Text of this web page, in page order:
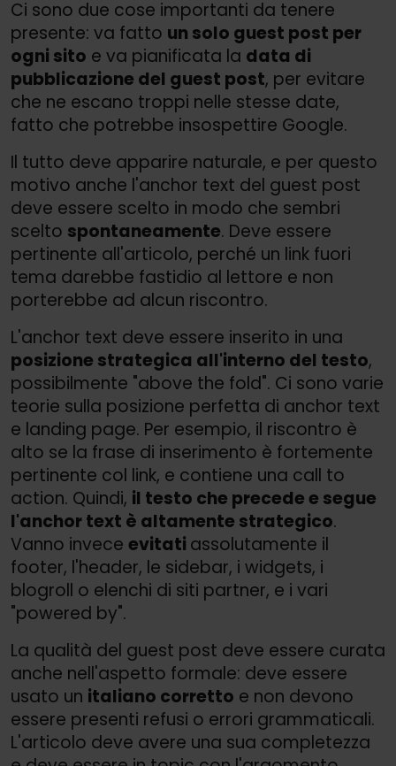
Ci sono due cose importanti da tenere
presente: va fatto un solo guest post per
ogni sito e va pianificata la data di
pubblicazione del guest post, per evitare
che ne escano troppi nelle stesse date,
fatto che potrebbe insospettire Google.
Il tutto deve apparire naturale, e per questo
motivo anche l'anchor text del guest post
deve essere scelto in modo che sembri
scelto spontaneamente. Deve essere
pertinente all'articolo, perché un link fuori
tema darebbe fastidio al lettore e non
porterebbe ad alcun riscontro.
L'anchor text deve essere inserito in una
posizione strategica all'interno del testo,
possibilmente "above the fold". Ci sono varie
teorie sulla posizione perfetta di anchor text
e landing page. Per esempio, il riscontro è
alto se la frase di inserimento è fortemente
pertinente col link, e contiene una call to
action. Quindi, il testo che precede e segue
l'anchor text è altamente strategico.
Vanno invece evitati assolutamente il
footer, l'header, le sidebar, i widgets, i
blogroll o elenchi di siti partner, e i vari
"powered by".
La qualità del guest post deve essere curata
anche nell'aspetto formale: deve essere
usato un italiano corretto e non devono
essere presenti refusi o errori grammaticali.
L'articolo deve avere una sua completezza